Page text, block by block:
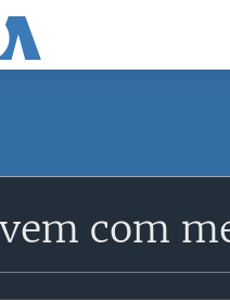
com